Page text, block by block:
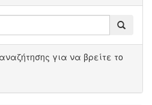
για να βρείτε το